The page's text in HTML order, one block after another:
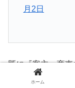
月2日
既に『客主～商
見をTwitter上か
ホーム